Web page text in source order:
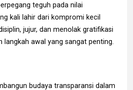
teguh pada nilai
kali lahir dari kompromi kecil
jujur, dan menolak gratifikasi
langkah awal yang sangat penting.
budaya transparansi dalam